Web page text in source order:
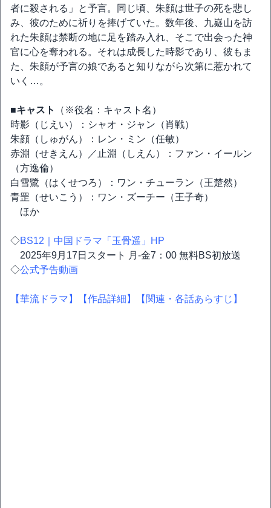
者に殺される」と予言。同じ頃、朱顔は世子の死を悲し
み、彼のために祈りを捧げていた。数年後、九嶷山を訪
れた朱顔は禁断の地に足を踏み入れ、そこで出会った神
官に心を奪われる。それは成長した時影であり、彼もま
た、朱顔が予言の娘であると知りながら次第に惹かれて
いく…。
■キャスト
（※役名：キャスト名）
時影（じえい）：シャオ・ジャン（肖戦）
朱顔（しゅがん）：レン・ミン（任敏）
赤淵（せきえん）／止淵（しえん）：ファン・イールン
（方逸倫）
白雪鷺（はくせつろ）：ワン・チューラン（王楚然）
青罡（せいこう）：ワン・ズーチー（王子奇）
ほか
◇BS12｜中国ドラマ「玉骨遥」HP
2025年9月17日スタート 月-金7：00 無料BS初放送
◇公式予告動画
【華流ドラマ】 【作品詳細】 【関連・各話あらすじ】